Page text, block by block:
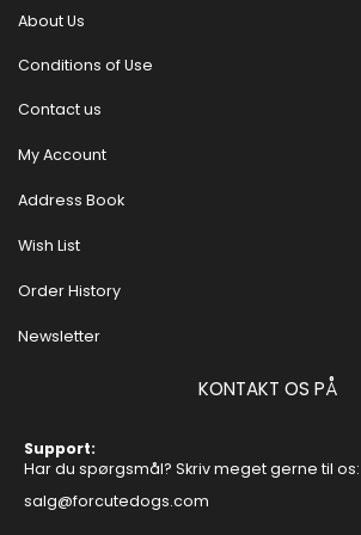
About Us
Conditions of Use
Contact us
My Account
Address Book
Wish List
Order History
Newsletter
KONTAKT OS PÅ
Support:
Har du spørgsmål? Skriv meget gerne til os:
salg@forcutedogs.com